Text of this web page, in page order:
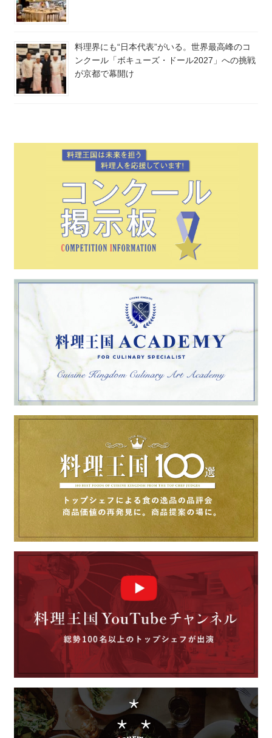
料理界にも“日本代表”がいる。世界最高峰のコ
ンクール「ボキューズ・ドール2027」への挑戦
が京都で幕開け